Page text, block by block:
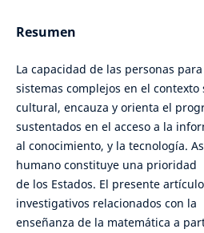
Resumen
La capacidad de las personas
sistemas complejos en el contexto
cultural, encauza y orienta el
sustentados en el acceso a la
al conocimiento, y la tecnología.
humano constituye una prioridad
de los Estados. El presente
investigativos relacionados con la
enseñanza de la matemática a